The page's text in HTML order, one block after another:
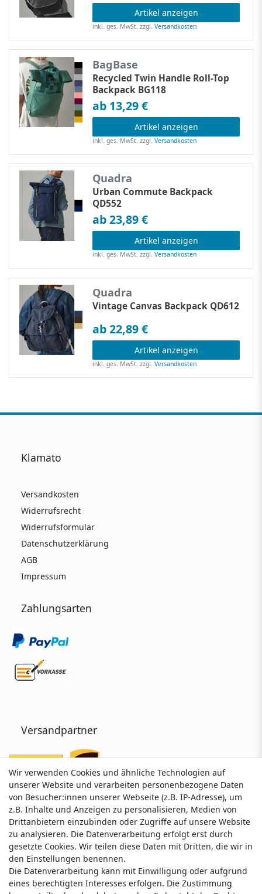
Artikel anzeigen
inkl. ges. MwSt. zzgl.Versandkosten
BagBase
Recycled Twin Handle Roll-Top
Backpack BG118
ab 13,29 €
Artikel anzeigen
inkl. ges. MwSt. zzgl.Versandkosten
Quadra
Urban Commute Backpack
QD552
ab 23,89 €
Artikel anzeigen
inkl. ges. MwSt. zzgl.Versandkosten
Quadra
Vintage Canvas Backpack QD612
ab 22,89 €
Artikel anzeigen
inkl. ges. MwSt. zzgl.Versandkosten
Klamato
Versandkosten
Widerrufsrecht
Widerrufsformular
Datenschutzerklärung
AGB
Impressum
Zahlungsarten
Versandpartner
Service & Kontakt
Wünschen Sie einen Rückruf?
Wir verwenden Cookies und ähnliche Technologien auf
unserer Website und verarbeiten personenbezogene Daten
von Besucher:innen unserer Webseite (z.B. IP-Adresse), um
z.B. Inhalte und Anzeigen zu personalisieren, Medien von
Drittanbietern einzubinden oder Zugriffe auf unsere Website
zu analysieren. Die Datenverarbeitung erfolgt erst durch
gesetzte Cookies. Wir teilen diese Daten mit Dritten, die wir in
den Einstellungen benennen.
Die Datenverarbeitung kann mit Einwilligung oder aufgrund
eines berechtigten Interesses erfolgen. Die Zustimmung
Wir verwenden Cookies und ähnliche Technologien auf
unserer Website und verarbeiten personenbezogene Daten
von Besucher:innen unserer Webseite (z.B. IP-Adresse), um
z.B. Inhalte und Anzeigen zu personalisieren, Medien von
Drittanbietern einzubinden oder Zugriffe auf unsere Website
zu analysieren. Die Datenverarbeitung erfolgt erst durch
gesetzte Cookies. Wir teilen diese Daten mit Dritten, die wir in
den Einstellungen benennen.
Die Datenverarbeitung kann mit Einwilligung oder aufgrund
eines berechtigten Interesses erfolgen. Die Zustimmung